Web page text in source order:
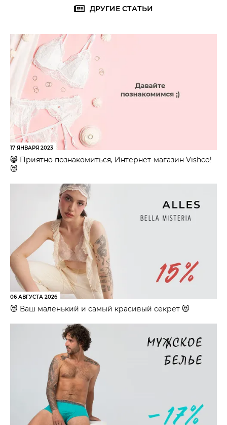
ДРУГИЕ СТАТЬИ
17 ЯНВАРЯ 2023
😸 Приятно познакомиться, Интернет-магазин Vishco!
😻
06 АВГУСТА 2026
😻 Ваш маленький и самый красивый секрет 😻